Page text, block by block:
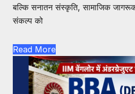
बल्कि सनातन संस्कृति, सामाजिक
संकल्प को
Read More